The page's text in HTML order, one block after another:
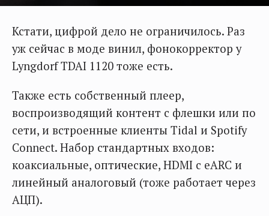
Кстати, цифрой дело не ограничилось. Раз
уж сейчас в моде винил, фонокорректор у
Lyngdorf TDAI 1120 тоже есть.
Также есть собственный плеер,
воспроизводящий контент с флешки или по
сети, и встроенные клиенты Tidal и Spotify
Connect. Набор стандартных входов:
коаксиальные, оптические, HDMI c eARC и
линейный аналоговый (тоже работает через
АЦП).